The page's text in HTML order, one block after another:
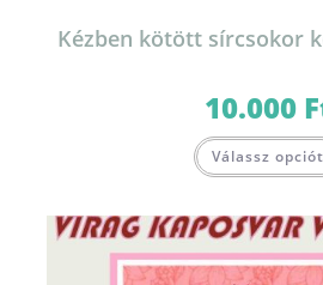
Kézben kötött sírcsokor
10.000
Válassz opciót